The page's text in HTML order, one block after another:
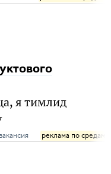
я тимлид
вакансия реклама по средам